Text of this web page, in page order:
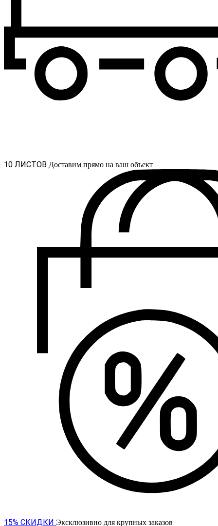
10 ЛИСТОВ Доставим прямо на ваш объект
15% СКИДКИ Эксклюзивно для крупных заказов